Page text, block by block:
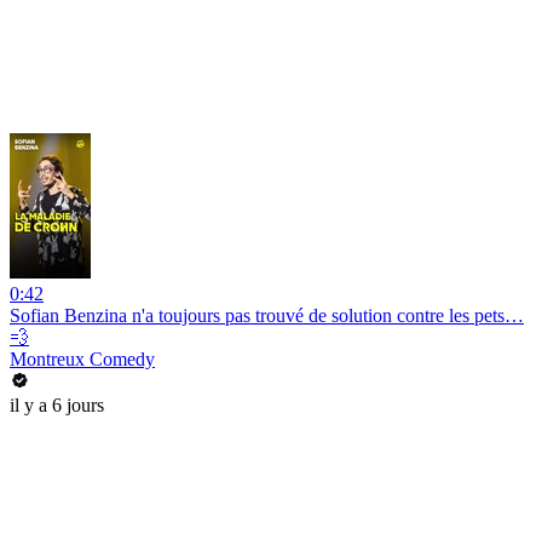
0:42
Sofian Benzina n'a toujours pas trouvé de solution contre les pets…
💨
Montreux Comedy
il y a 6 jours